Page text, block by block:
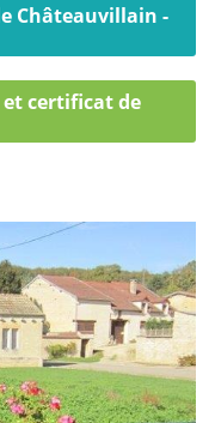
Châteauvillain -
et certificat de